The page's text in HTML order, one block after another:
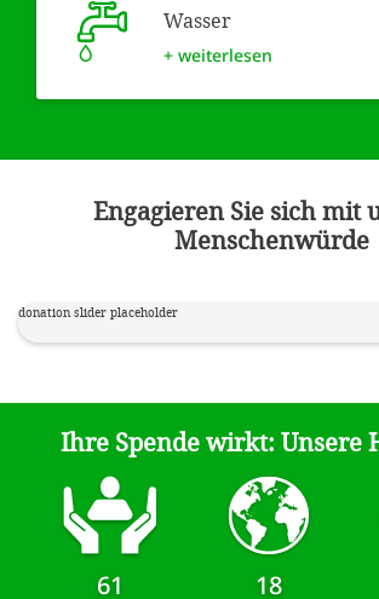
Wasser
+ weiterlesen
Engagieren Sie sich mit
Menschenwürde
donation slider placeholder
Ihre Spende wirkt: Unsere
61 18